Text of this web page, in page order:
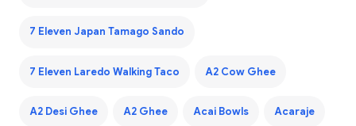
7 Eleven Japan Tamago Sando
7 Eleven Laredo Walking Taco A2 Cow Ghee
A2 Desi Ghee A2 Ghee Acai Bowls Acaraje